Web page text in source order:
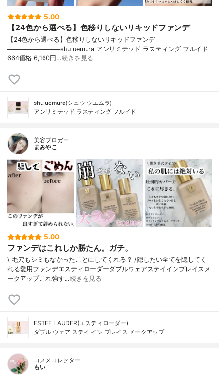
5.00
【24色から選べる】色移りしないリキッドファンデ
【24色から選べる】色移りしないリキッドファンデ
────────────shu uemura アンリミテッド ラスティング フルイド
664価格 6,160円…続きを見る
shu uemura(シュウ ウエムラ)
アンリミテッド ラスティング フルイド
美容ブロガー
まみやこ
5.00
ファンデはこれしか勝たん。ガチ。
\ 毛穴もシミもなかったことにしてくれる？ /⁡⁡隠したい全てを隠してく
れる愛用ファンデ⁡エスティローダーダブルウェアステイインプレイスメ
ークアップ⁡⁡これ強す…続きを見る
ESTEE LAUDER(エスティローダー)
ダブル ウェア ステイ イン プレイス メークアップ
コスメコレクター
もい